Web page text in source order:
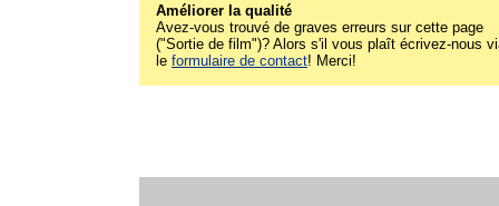
Améliorer la qualité
Avez-vous trouvé de graves erreurs sur cette page
("Sortie de film")? Alors s'il vous plaît écrivez-nous
le formulaire de contact! Merci!